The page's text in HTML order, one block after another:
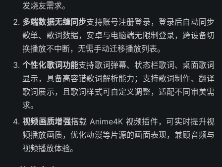
发烧友需求。
多端数据无缝同步支持账号注册登录，登录后自动同步
歌单、歌词数据，安卓与电脑端无限制登录，跨设备切
换播放不中断，无需手动迁移播放列表。
个性化歌词功能支持歌词弹幕、状态栏歌词、桌面歌词
显示，具备高容错歌词解析能力；支持歌词制作、翻译
歌词展示，且歌词样式可自定义调整，适配不同审美需
求。
视频画质增强搭载 Anime4K 视频插件，可实时提升视
频播放画质，优化动漫等片源的画面表现，兼顾音频与
视频播放体验。